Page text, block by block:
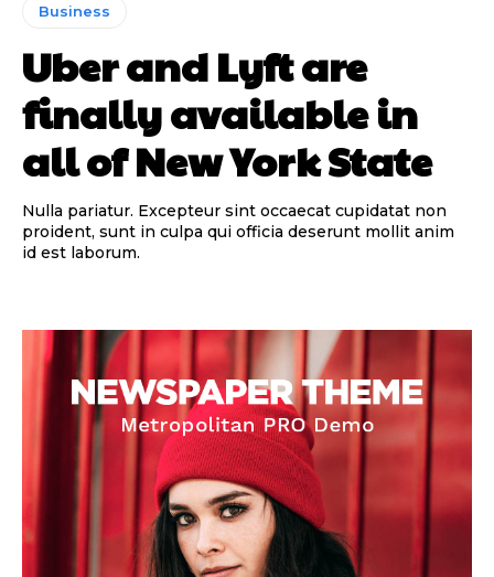
Business
Uber and Lyft are
finally available in
all of New York State
Nulla pariatur. Excepteur sint occaecat cupidatat non
proident, sunt in culpa qui officia deserunt mollit anim
id est laborum.